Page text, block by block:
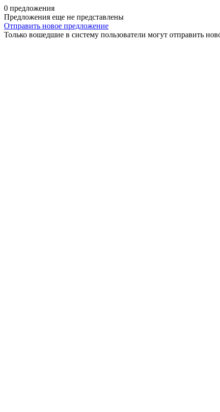
0 предложения
Предложения еще не представлены
Отправить новое предложение
Только вошедшие в систему пользователи могут отправить